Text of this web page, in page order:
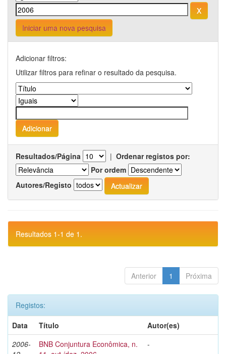
Iniciar uma nova pesquisa
Adicionar filtros:
Utilizar filtros para refinar o resultado da pesquisa.
Resultados/Página | Ordenar registos por:
Por ordem
Autores/Registo
Resultados 1-1 de 1.
Anterior 1 Próxima
Registos:
Data
Título
Autor(es)
2006-
BNB Conjuntura Econômica, n.
-